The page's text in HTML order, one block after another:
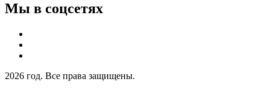
Мы в соцсетях
2026 год. Все права защищены.